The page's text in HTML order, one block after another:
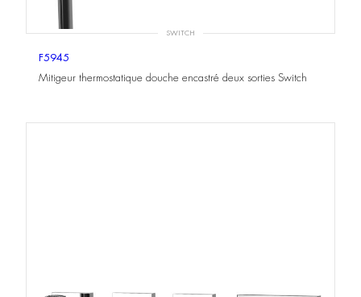
SWITCH
F5945
Mitigeur thermostatique douche encastré deux sorties Switch